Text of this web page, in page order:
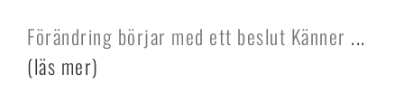
Förändring börjar med ett beslut Känner ...
(läs mer)